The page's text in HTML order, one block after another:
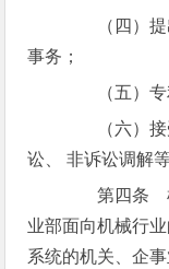
（四）提
事务；
（五）专利
（六）接
讼、 非诉讼调解
第四条 机
业部面向机械行
系统的机关、企